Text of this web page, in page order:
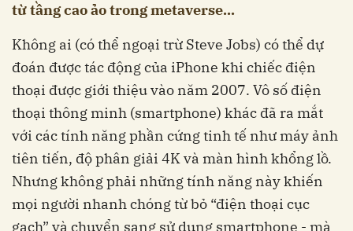
từ tầng cao ảo trong metaverse...
Không ai (có thể ngoại trừ Steve Jobs) có thể dự
đoán được tác động của iPhone khi chiếc điện
thoại được giới thiệu vào năm 2007. Vô số điện
thoại thông minh (smartphone) khác đã ra mắt
với các tính năng phần cứng tinh tế như máy ảnh
tiên tiến, độ phân giải 4K và màn hình khổng lồ.
Nhưng không phải những tính năng này khiến
mọi người nhanh chóng từ bỏ “điện thoại cục
gạch” và chuyển sang sử dụng smartphone - mà